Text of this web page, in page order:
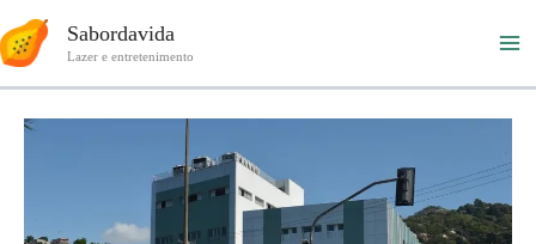
para
Sabordavida
Lazer e entretenimento